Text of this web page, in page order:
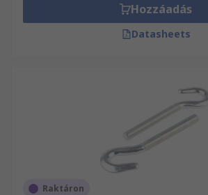
Hozzáadás
Datasheets
Raktáron